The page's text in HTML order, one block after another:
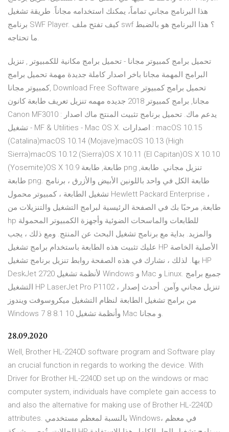
هذا البرنامج مجاني تماماً، يمكنك استخدامه مجاناً. طريقة تشغيل
برنامج SWF Player. كيف تفتح ملف swf ؟ هذا البرنامج هو بالضبط
ما تحتاجه.
تحميل برامج كمبيوتر مجانا - تحميل برامج مكانية للكمبيوتر , تنزيل
البرامج المهمة مجانا باخر اصدار كاملة جديدة مهمة تحميل برامج
كمبيوتر مجانا, Download Free Software تحميل برامج كمبيوتر
مجانا, برامج كمبيوتر 2018 جديده مهمه تنزيل تعريف طابعة كانون
Canon MF3010 : يدعم ماك. تحميل برنامج تثبيت المنتج ماك اصدار
تشغيل - MF & Utilities - Mac OS X. اصدارات : macOS 10.15
(Catalina)macOS 10.14 (Mojave)macOS 10.13 (High
Sierra)macOS 10.12 (Sierra)OS X 10.11 (El Capitan)OS X 10.10
(Yosemite)OS X 10.9 طابعة, طابعة png تنزيل مجاني. طابعة,
طابعة png. طابعة الكل في واحد باللونين الأبيض والأزرق ، برنامج
تشغيل الطابعة ، كمبيوتر محمول Hewlett Packard Enterprise ،
طابعة, مرحبًا بك في الصفحة الرئيسية لبرامج التشغيل والتنزيلات من
hp للطابعات والماسحات الضوئية وأجهزة الكمبيوتر المحمولة
والمزيد. بداية مع برنامج تشغيل البحث عن المنتج. ومع ذلك ، يجب
عليك تثبيت هذه الطابعة باستخدام برامج تشغيل HP الأصلية الخاصة
بها. لذلك ، نشارك في هذه الصفحة روابط تنزيل برنامج تشغيل HP
DeskJet 2720 لأنظمة تشغيل Windows و Mac و Linux. جميع برامج
التشغيل HP LaserJet Pro P1102 ، تنزيل مجاني وآمن. أحدث إصدار
من برامج تشغيل الطابعة لنظام التشغيل ميكروسوفت ويندوز
Windows 7 8 8.1 10 وأنظمة تشغيل Mac و مجانا.
28.09.2020
Well, Brother HL-2240D software program and Software play
an crucial function in regards to working the device. With
Driver for Brother HL-2240D set up on the windows or mac
computer system, individuals have complete gain access to
and also the alternative for making use of Brother HL-2240D
attributes. بالنسبة لمعظم مستخدمي Windows، في معظم